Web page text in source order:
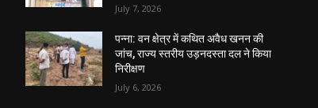
July 7, 2026
पन्ना: वन क्षेत्र में कथित अवैध खनन की
जांच, राज्य स्तरीय उड़नदस्ता दल ने किया
निरीक्षण
July 6, 2026